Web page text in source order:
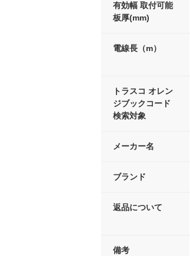
有効幅 取付可能
板厚(mm)
電線長（m）
トラスコ オレン
ジブックコード
検索対象
メーカー名
ブランド
返品について
備考